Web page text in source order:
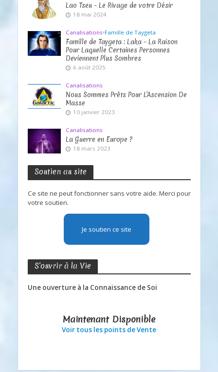
Lao Tseu – Le Rivage de votre Désir
18 mai 2024
Canalisations•Famille de Taygeta
Famille de Taygeta : Laka – La Raison
Pour Laquelle Certaines Personnes
Deviennent Plus Sombres
6 août 2025
Canalisations
Nous Sommes Prêts Pour L’Ascension De
Masse
10 janvier 2023
Canalisations
La Guerre en Europe ?
18 mars 2023
Soutien au site
Ce site ne peut fonctionner sans votre aide. Merci pour
votre soutien.
Je soutien ce site
S’ouvrir à la Vie
Une ouverture à la Connaissance de Soi
Maintenant Disponible
Voir tous les points de Vente